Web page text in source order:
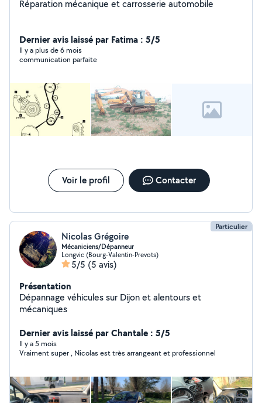
Réparation mécanique et carrosserie automobile
Dernier avis laissé par Fatima : 5/5
Il y a plus de 6 mois
communication parfaite
Voir le profil Contacter
Particulier
Nicolas Grégoire
Mécaniciens/Dépanneur
Longvic (Bourg-Valentin-Prevots)
5/5 (5 avis)
Présentation
Dépannage véhicules sur Dijon et alentours et
mécaniques
Dernier avis laissé par Chantale : 5/5
Il y a 5 mois
Vraiment super , Nicolas est très arrangeant et professionnel